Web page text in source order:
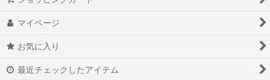
マイページ
お気に入り
最近チェックしたアイテム